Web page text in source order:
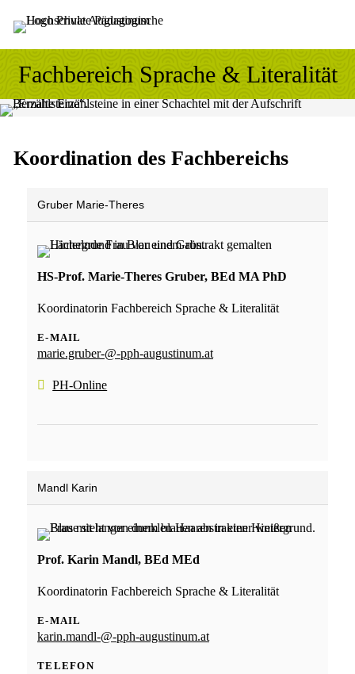
Sprung zum Hauptinhalt
Sprung zur Fusszeile
Fachbereich Sprache & Literalität
Koordination des Fachbereichs
Gruber Marie-Theres
HS-Prof. Marie-Theres Gruber, BEd MA PhD
Koordinatorin Fachbereich Sprache & Literalität
E-MAIL
marie.gruber-@-pph-augustinum.at
PH-Online
Mandl Karin
Prof. Karin Mandl, BEd MEd
Koordinatorin Fachbereich Sprache & Literalität
E-MAIL
karin.mandl-@-pph-augustinum.at
TELEFON